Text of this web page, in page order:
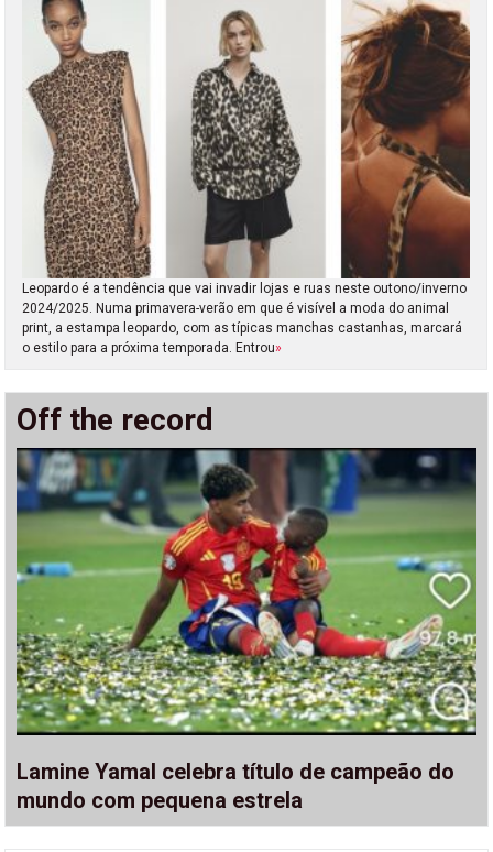
Leopardo é a tendência que vai invadir lojas e ruas neste outono/inverno
2024/2025. Numa primavera-verão em que é visível a moda do animal
print, a estampa leopardo, com as típicas manchas castanhas, marcará
o estilo para a próxima temporada. Entrou»
Off the record
Lamine Yamal celebra título de campeão do
mundo com pequena estrela